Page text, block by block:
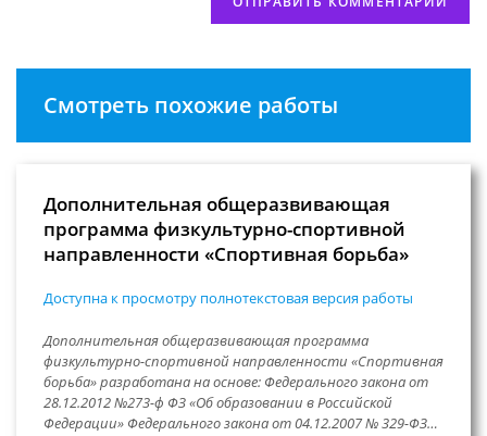
Смотреть похожие работы
Дополнительная общеразвивающая
программа физкультурно-спортивной
направленности «Спортивная борьба»
Доступна к просмотру полнотекстовая версия работы
Дополнительная общеразвивающая программа
физкультурно-спортивной направленности «Спортивная
борьба» разработана на основе: Федерального закона от
28.12.2012 №273-ф ФЗ «Об образовании в Российской
Федерации» Федерального закона от 04.12.2007 № 329-ФЗ…